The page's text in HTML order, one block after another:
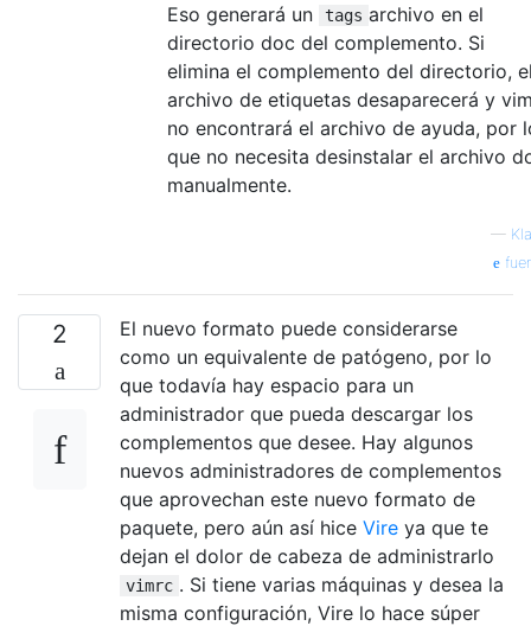
Eso generará un tags archivo en el
directorio doc del complemento. Si
elimina el complemento del directorio,
archivo de etiquetas desaparecerá y
no encontrará el archivo de ayuda, por
que no necesita desinstalar el archivo
manualmente.
—
2
El nuevo formato puede considerarse
como un equivalente de patógeno, por lo
que todavía hay espacio para un
administrador que pueda descargar los
complementos que desee. Hay algunos
nuevos administradores de complementos
que aprovechan este nuevo formato de
paquete, pero aún así hice Vire ya que te
dejan el dolor de cabeza de administrarlo
vimrc . Si tiene varias máquinas y desea la
misma configuración, Vire lo hace súper